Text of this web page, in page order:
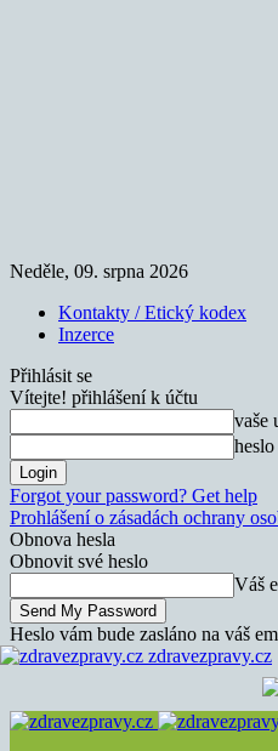
Neděle, 09. srpna 2026
Kontakty / Etický kodex
Inzerce
Přihlásit se
Vítejte! přihlášení k účtu
vaše
heslo
Forgot your password? Get help
Prohlášení o zásadách ochrany
Obnova hesla
Obnovit své heslo
Váš
Heslo vám bude zasláno na váš
zdravezpravy.cz